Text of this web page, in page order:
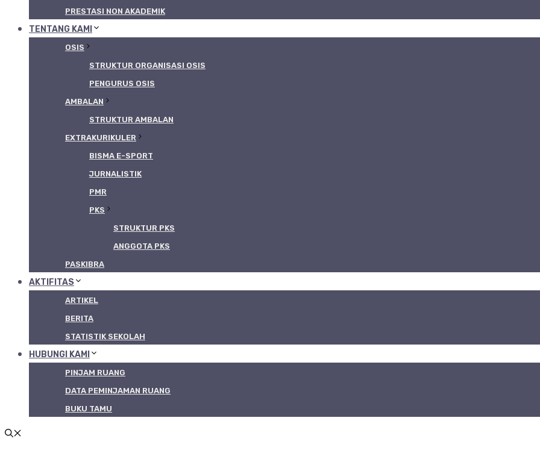
PRESTASI NON AKADEMIK
TENTANG KAMI
OSIS
STRUKTUR ORGANISASI OSIS
PENGURUS OSIS
AMBALAN
STRUKTUR AMBALAN
EXTRAKURIKULER
BISMA E-SPORT
JURNALISTIK
PMR
PKS
STRUKTUR PKS
ANGGOTA PKS
PASKIBRA
AKTIFITAS
ARTIKEL
BERITA
STATISTIK SEKOLAH
HUBUNGI KAMI
PINJAM RUANG
DATA PEMINJAMAN RUANG
BUKU TAMU